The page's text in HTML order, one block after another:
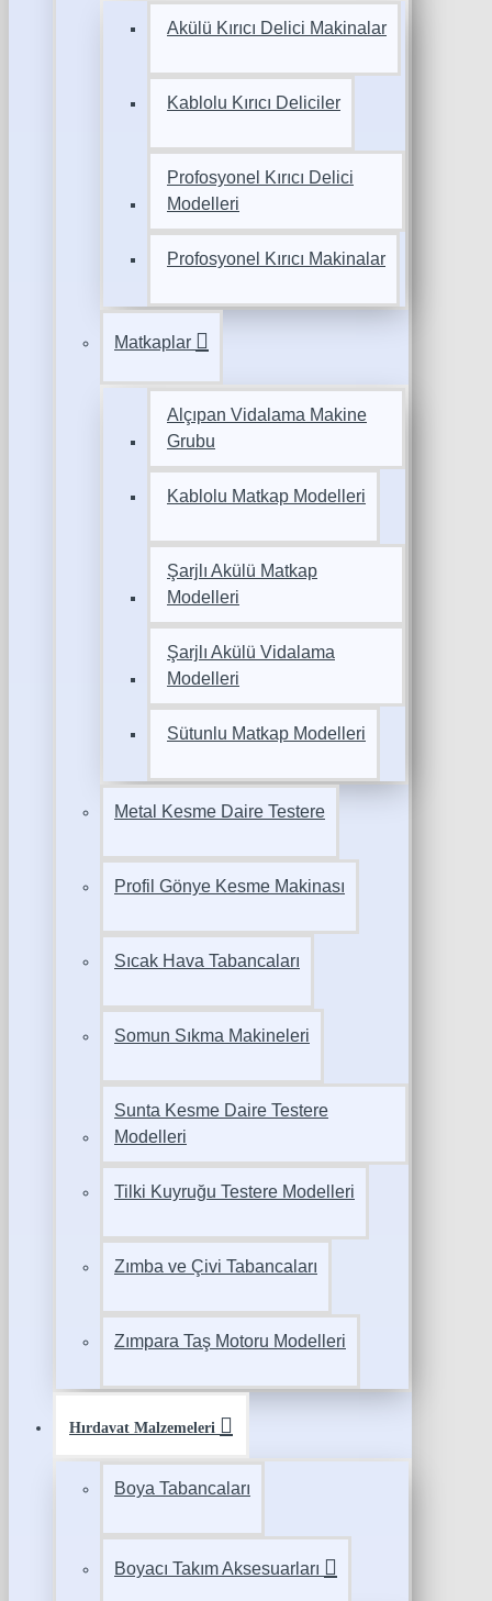
Akülü Kırıcı Delici Makinalar
Kablolu Kırıcı Deliciler
Profosyonel Kırıcı Delici
Modelleri
Profosyonel Kırıcı Makinalar
Matkaplar
Alçıpan Vidalama Makine
Grubu
Kablolu Matkap Modelleri
Şarjlı Akülü Matkap
Modelleri
Şarjlı Akülü Vidalama
Modelleri
Sütunlu Matkap Modelleri
Metal Kesme Daire Testere
Profil Gönye Kesme Makinası
Sıcak Hava Tabancaları
Somun Sıkma Makineleri
Sunta Kesme Daire Testere
Modelleri
Tilki Kuyruğu Testere Modelleri
Zımba ve Çivi Tabancaları
Zımpara Taş Motoru Modelleri
Hırdavat Malzemeleri
Boya Tabancaları
Boyacı Takım Aksesuarları